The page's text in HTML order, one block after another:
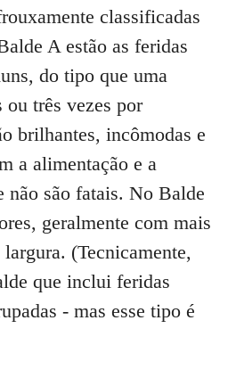
classificadas
A estão as feridas
do tipo que uma
ou três vezes por
brilhantes, incômodas e
a alimentação e a
não são fatais. No Balde
geralmente com mais
(Tecnicamente,
que inclui feridas
- mas esse tipo é